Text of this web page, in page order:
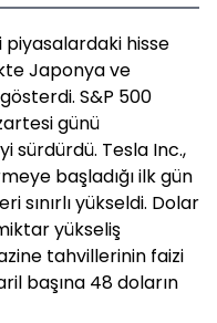
hisse
Japonya ve
S&P 500
günü
sürdürdü. Tesla Inc.,
başladığı ilk gün
sınırlı yükseldi. Dolar
yükseliş
tahvillerinin faizi
başına 48 doların